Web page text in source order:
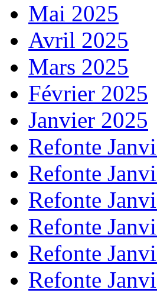
Mai 2025
Avril 2025
Mars 2025
Février 2025
Janvier 2025
Refonte
Refonte
Refonte
Refonte
Refonte
Refonte